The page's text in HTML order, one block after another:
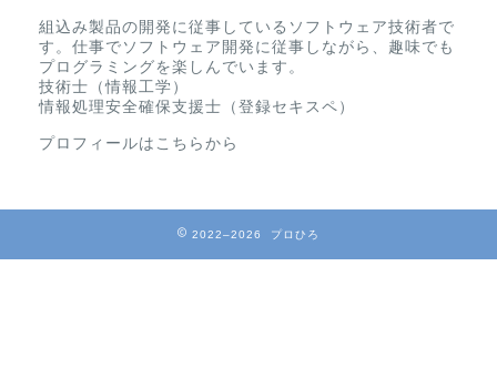
組込み製品の開発に従事しているソフトウェア技術者で
す。仕事でソフトウェア開発に従事しながら、趣味でも
プログラミングを楽しんでいます。
技術士（情報工学）
情報処理安全確保支援士（登録セキスペ）
プロフィールはこちらから
2022–2026 プロひろ